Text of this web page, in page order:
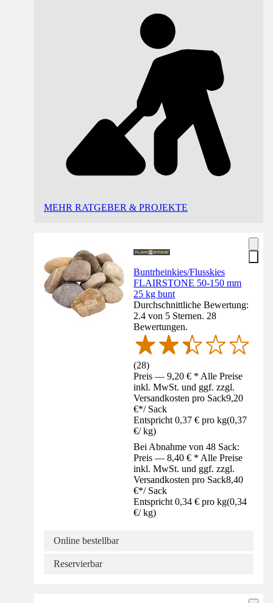
MEHR RATGEBER & PROJEKTE
Buntrheinkies/Flusskies
FLAIRSTONE 50-150 mm
25 kg bunt
Durchschnittliche Bewertung:
2.4 von 5 Sternen. 28
Bewertungen.
(28)
Preis — 9,20 € * Alle Preise
inkl. MwSt. und ggf. zzgl.
Versandkosten pro Sack9,20
€*/ Sack
Entspricht 0,37 € pro kg(0,37
€/ kg)
Bei Abnahme von 48 Sack:
Preis — 8,40 € * Alle Preise
inkl. MwSt. und ggf. zzgl.
Versandkosten pro Sack8,40
€*/ Sack
Entspricht 0,34 € pro kg(0,34
€/ kg)
Online bestellbar
Reservierbar